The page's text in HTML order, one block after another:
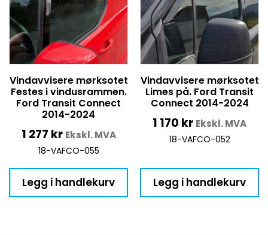
Vindavvisere mørksotet
Festes i vindusrammen.
Ford Transit Connect
2014-2024
1 277 kr Ekskl. MVA
18-VAFCO-055
Legg i handlekurv
Vindavvisere mørksotet
Limes på. Ford Transit
Connect 2014-2024
1 170 kr Ekskl. MVA
18-VAFCO-052
Legg i handlekurv